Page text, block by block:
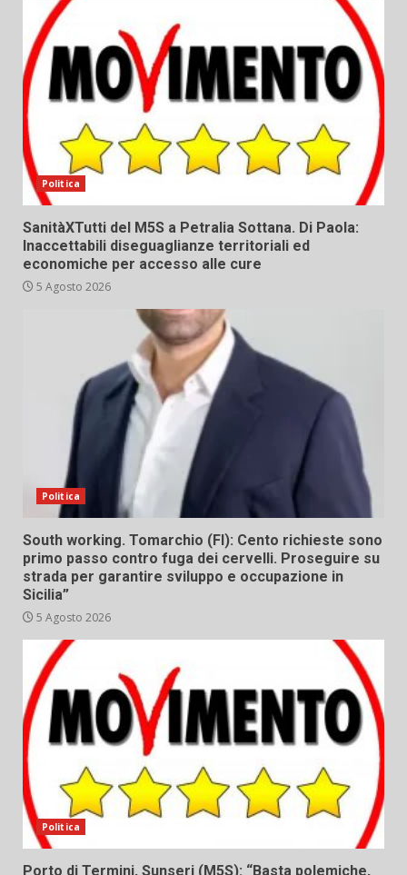
Politica
SanitàXTutti del M5S a Petralia Sottana. Di Paola:
Inaccettabili diseguaglianze territoriali ed
economiche per accesso alle cure
5 Agosto 2026
Politica
South working. Tomarchio (FI): Cento richieste sono
primo passo contro fuga dei cervelli. Proseguire su
strada per garantire sviluppo e occupazione in
Sicilia”
5 Agosto 2026
Politica
Porto di Termini, Sunseri (M5S): “Basta polemiche,